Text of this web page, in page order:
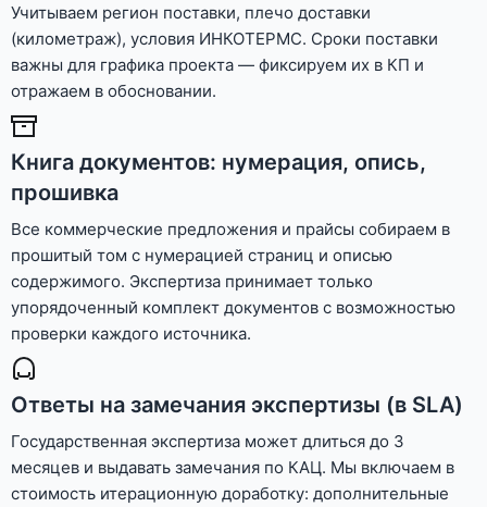
Учитываем регион поставки, плечо доставки
(километраж), условия ИНКОТЕРМС. Сроки поставки
важны для графика проекта — фиксируем их в КП и
отражаем в обосновании.
Книга документов: нумерация, опись,
прошивка
Все коммерческие предложения и прайсы собираем в
прошитый том с нумерацией страниц и описью
содержимого. Экспертиза принимает только
упорядоченный комплект документов с возможностью
проверки каждого источника.
Ответы на замечания экспертизы (в SLA)
Государственная экспертиза может длиться до 3
месяцев и выдавать замечания по КАЦ. Мы включаем в
стоимость итерационную доработку: дополнительные